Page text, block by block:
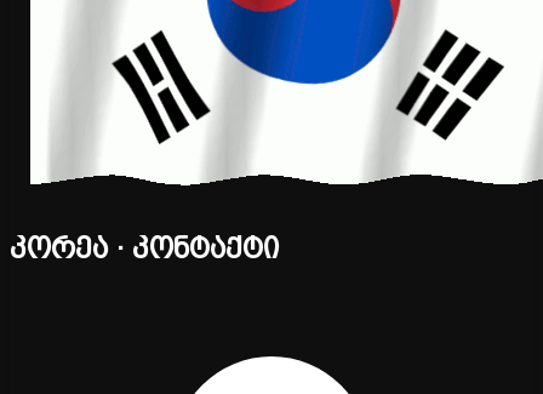
კორეა · კონტაქტი